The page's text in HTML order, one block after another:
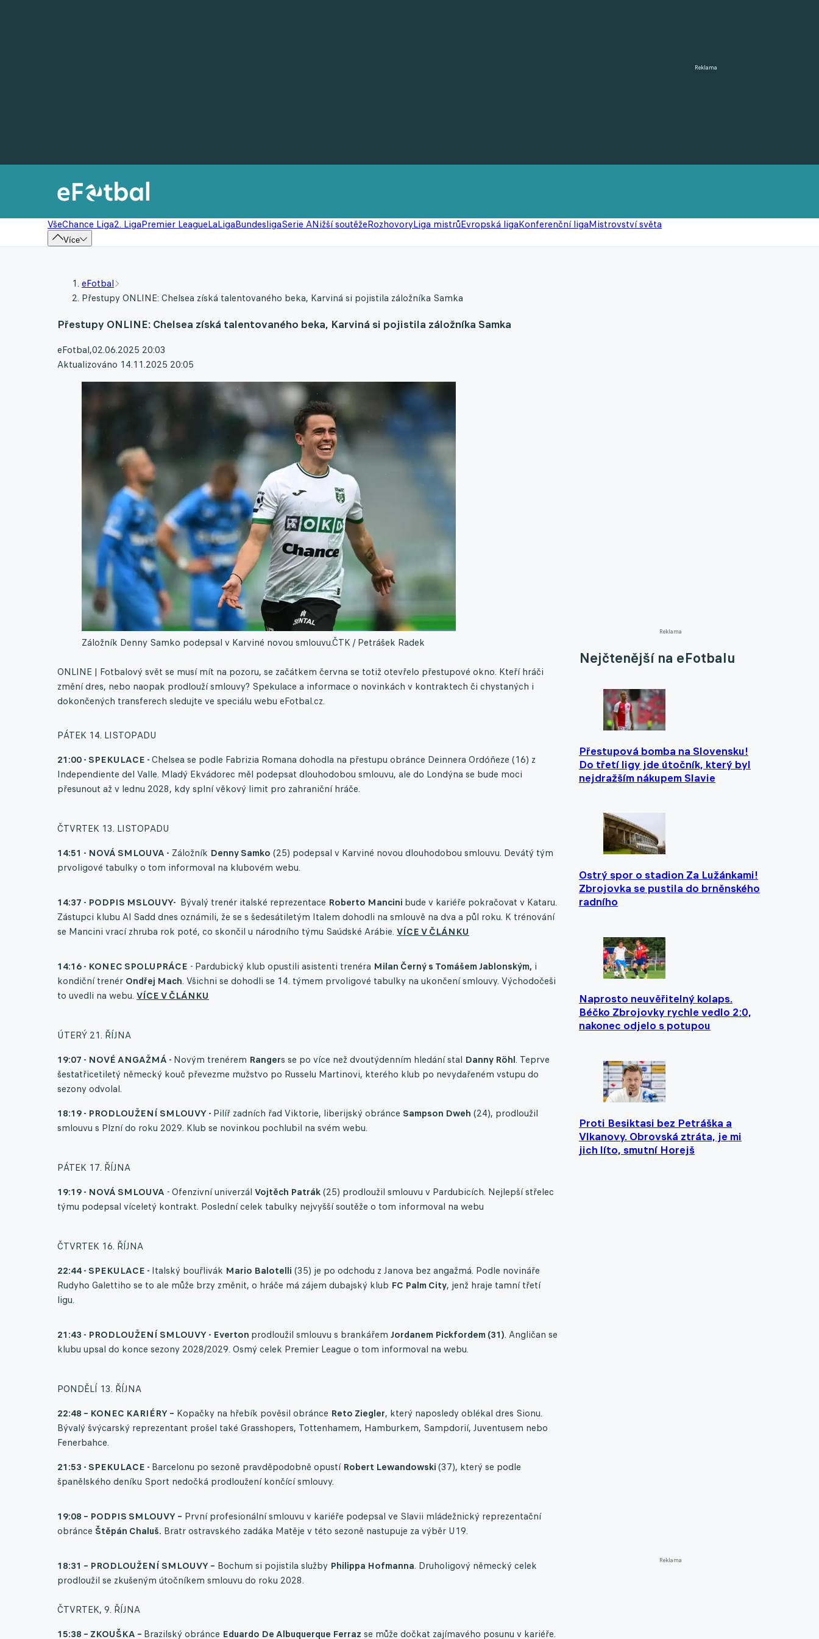
Reklama
VšeChance Liga2. LigaPremier LeagueLaLigaBundesligaSerie ANižší soutěžeRozhovoryLiga mistrůEvropská ligaKonferenční ligaMistrovství světa
Více
Reklama
Nejčtenější na eFotbalu
Přestupová bomba na Slovensku!
Do třetí ligy jde útočník, který byl
nejdražším nákupem Slavie
Ostrý spor o stadion Za Lužánkami!
Zbrojovka se pustila do brněnského
radního
Naprosto neuvěřitelný kolaps.
Béčko Zbrojovky rychle vedlo 2:0,
nakonec odjelo s potupou
Proti Besiktasi bez Petráška a
Vlkanovy. Obrovská ztráta, je mi
jich líto, smutní Horejš
Reklama
eFotbal
Přestupy ONLINE: Chelsea získá talentovaného beka, Karviná si pojistila záložníka Samka
Přestupy ONLINE: Chelsea získá talentovaného beka, Karviná si pojistila záložníka Samka
eFotbal,02.06.2025 20:03
Aktualizováno 14.11.2025 20:05
Záložník Denny Samko podepsal v Karviné novou smlouvu.ČTK / Petrášek Radek
ONLINE | Fotbalový svět se musí mít na pozoru, se začátkem června se totiž otevřelo přestupové okno. Kteří hráči
změní dres, nebo naopak prodlouží smlouvy? Spekulace a informace o novinkách v kontraktech či chystaných i
dokončených transferech sledujte ve speciálu webu eFotbal.cz.
PÁTEK 14. LISTOPADU
21:00 - SPEKULACE - Chelsea se podle Fabrizia Romana dohodla na přestupu obránce Deinnera Ordóňeze (16) z
Independiente del Valle. Mladý Ekvádorec měl podepsat dlouhodobou smlouvu, ale do Londýna se bude moci
přesunout až v lednu 2028, kdy splní věkový limit pro zahraniční hráče.
ČTVRTEK 13. LISTOPADU
14:51 - NOVÁ SMLOUVA - Záložník Denny Samko (25) podepsal v Karviné novou dlouhodobou smlouvu. Devátý tým
prvoligové tabulky o tom informoval na klubovém webu.
14:37 - PODPIS MSLOUVY- Bývalý trenér italské reprezentace Roberto Mancini bude v kariéře pokračovat v Kataru.
Zástupci klubu Al Sadd dnes oznámili, že se s šedesátiletým Italem dohodli na smlouvě na dva a půl roku. K trénování
se Mancini vrací zhruba rok poté, co skončil u národního týmu Saúdské Arábie. VÍCE V ČLÁNKU
14:16 - KONEC SPOLUPRÁCE - Pardubický klub opustili asistenti trenéra Milan Černý s Tomášem Jablonským, i
kondiční trenér Ondřej Mach. Všichni se dohodli se 14. týmem prvoligové tabulky na ukončení smlouvy. Východočeši
to uvedli na webu. VÍCE V ČLÁNKU
ÚTERÝ 21. ŘÍJNA
19:07 - NOVÉ ANGAŽMÁ - Novým trenérem Rangers se po více než dvoutýdenním hledání stal Danny Röhl. Teprve
šestatřicetiletý německý kouč převezme mužstvo po Russelu Martinovi, kterého klub po nevydařeném vstupu do
sezony odvolal.
18:19 - PRODLOUŽENÍ SMLOUVY - Pilíř zadních řad Viktorie, liberijský obránce Sampson Dweh (24), prodloužil
smlouvu s Plzní do roku 2029. Klub se novinkou pochlubil na svém webu.
PÁTEK 17. ŘÍJNA
19:19 - NOVÁ SMLOUVA - Ofenzivní univerzál Vojtěch Patrák (25) prodloužil smlouvu v Pardubicích. Nejlepší střelec
týmu podepsal víceletý kontrakt. Poslední celek tabulky nejvyšší soutěže o tom informoval na webu
ČTVRTEK 16. ŘÍJNA
22:44 - SPEKULACE - Italský bouřlivák Mario Balotelli (35) je po odchodu z Janova bez angažmá. Podle novináře
Rudyho Galettiho se to ale může brzy změnit, o hráče má zájem dubajský klub FC Palm City, jenž hraje tamní třetí
ligu.
21:43 - PRODLOUŽENÍ SMLOUVY - Everton prodloužil smlouvu s brankářem Jordanem Pickfordem (31). Angličan se
klubu upsal do konce sezony 2028/2029. Osmý celek Premier League o tom informoval na webu.
PONDĚLÍ 13. ŘÍJNA
22:48 – KONEC KARIÉRY – Kopačky na hřebík pověsil obránce Reto Ziegler, který naposledy oblékal dres Sionu.
Bývalý švýcarský reprezentant prošel také Grasshopers, Tottenhamem, Hamburkem, Sampdorií, Juventusem nebo
Fenerbahce.
21:53 - SPEKULACE - Barcelonu po sezoně pravděpodobně opustí Robert Lewandowski (37), který se podle
španělského deníku Sport nedočká prodloužení končící smlouvy.
19:08 – PODPIS SMLOUVY – První profesionální smlouvu v kariéře podepsal ve Slavii mládežnický reprezentační
obránce Štěpán Chaluš. Bratr ostravského zadáka Matěje v této sezoně nastupuje za výběr U19.
18:31 – PRODLOUŽENÍ SMLOUVY – Bochum si pojistila služby Philippa Hofmanna. Druholigový německý celek
prodloužil se zkušeným útočníkem smlouvu do roku 2028.
ČTVRTEK, 9. ŘÍJNA
15:38 – ZKOUŠKA – Brazilský obránce Eduardo De Albuquerque Ferraz se může dočkat zajímavého posunu v kariéře.